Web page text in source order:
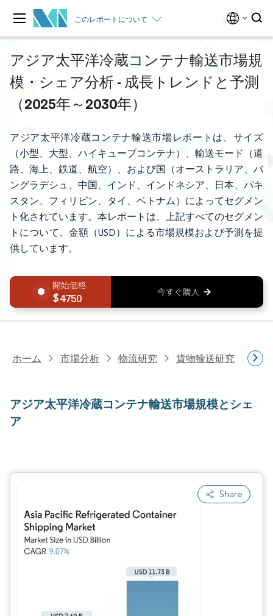
このレポートについて
アジア太平洋冷蔵コンテナ輸送市場規
模・シェア分析 - 成長トレンドと予測
（2025年～2030年）
アジア太平洋冷蔵コンテナ輸送市場レポートは、サイズ
（小型、大型、ハイキューブコンテナ）、輸送モード（道
路、海上、鉄道、航空）、および国（オーストラリア、バ
ングラデシュ、中国、インド、インドネシア、日本、パキ
スタン、フィリピン、タイ、ベトナム）によってセグメン
ト化されています。本レポートは、上記すべてのセグメン
トについて、金額（USD）による市場規模および予測を提
供しています。
4750
ホーム 市場分析 物流研究 貨物輸送研究 ア
アジア太平洋冷蔵コンテナ輸送市場規模とシェ
ア
Share